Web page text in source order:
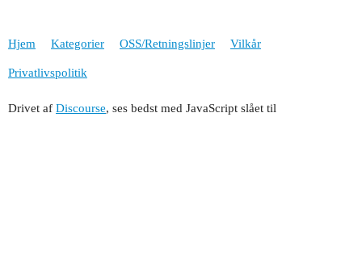
Hjem Kategorier OSS/Retningslinjer Vilkår
Privatlivspolitik
Drivet af Discourse, ses bedst med JavaScript slået til